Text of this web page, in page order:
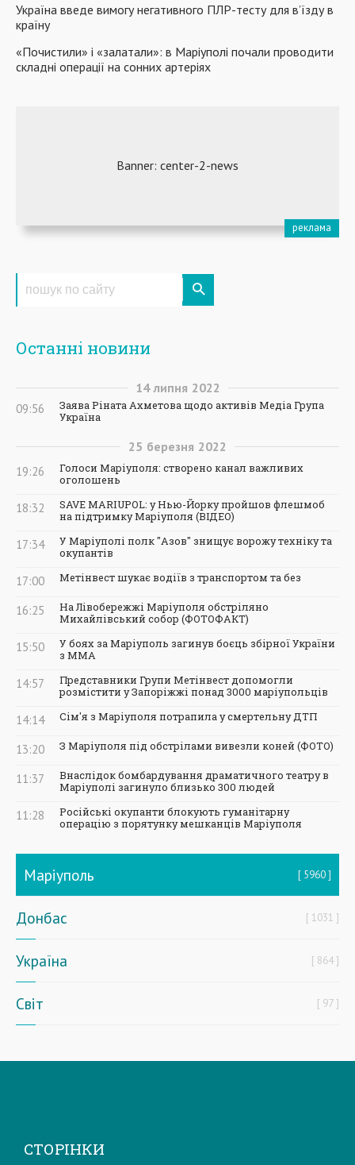
Україна введе вимогу негативного ПЛР-тесту для в’їзду в
країну
«Почистили» і «залатали»: в Маріуполі почали проводити
складні операції на сонних артеріях
Останні новини
14 липня 2022
09:56
Заява Ріната Ахметова щодо активів Медіа Група
Україна
25 березня 2022
19:26
Голоси Маріуполя: створено канал важливих
оголошень
18:32
SAVE MARIUPOL: у Нью-Йорку пройшов флешмоб
на підтримку Маріуполя (ВІДЕО)
17:34
У Маріуполі полк "Азов" знищує ворожу техніку та
окупантів
17:00 Метінвест шукає водіїв з транспортом та без
16:25
На Лівобережжі Маріуполя обстріляно
Михайлівський собор (ФОТОФАКТ)
15:50
У боях за Маріуполь загинув боєць збірної України
з ММА
14:57
Представники Групи Метінвест допомогли
розмістити у Запоріжжі понад 3000 маріупольців
14:14 Сім'я з Маріуполя потрапила у смертельну ДТП
13:20 З Маріуполя під обстрілами вивезли коней (ФОТО)
11:37
Внаслідок бомбардування драматичного театру в
Маріуполі загинуло близько 300 людей
11:28
Російські окупанти блокують гуманітарну
операцію з порятунку мешканців Маріуполя
Маріуполь 5960
Донбас 1031
Україна 864
Світ 97
СТОРІНКИ